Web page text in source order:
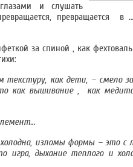
и слушать
превращается в
за спиной , как
как дети, – смело
как вышивание , как
изломы формы – это с
игра, дыхание теплого и